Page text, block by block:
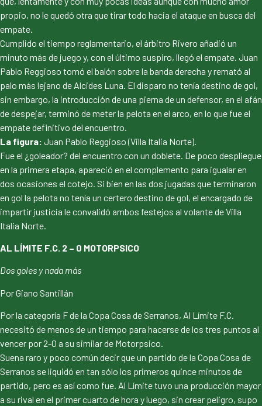
propio, no le quedó otra que tirar todo hacia el ataque en busca del
empate.
Cumplido el tiempo reglamentario, el árbitro Rivero añadió un
minuto más de juego y, con el último suspiro, llegó el empate. Juan
Pablo Reggioso tomó el balón sobre la banda derecha y remató al
palo más lejano de Alcides Luna. El disparo no tenía destino de gol,
sin embargo, la introducción de una pierna de un defensor, en el afán
de despejar, terminó de meter la pelota en el arco, en lo que fue el
empate definitivo del encuentro.
La figura: Juan Pablo Reggioso (Villa Italia Norte).
Fue el ¿goleador? del encuentro con un doblete. De poco despliegue
en la primera etapa, apareció en el complemento para igualar en
dos ocasiones el cotejo. Si bien en las dos jugadas que terminaron
en gol la pelota no tenía un certero destino de gol, el encargado de
impartir justicia le convalidó ambos festejos al volante de Villa
Italia Norte.
AL LÍMITE F.C. 2 – 0 MOTORPSICO
Dos goles y nada más
Por Giano Santillán
Por la categoría F de la Copa Cosa de Serranos, Al Límite F.C.
necesitó de menos de un tiempo para hacerse de los tres puntos al
vencer por 2-0 a su similar de Motorpsico.
Suena raro y poco común decir que un partido de la Copa Cosa de
Serranos se liquidó en tan sólo los primeros quince minutos de
partido, pero es así como fue. Al Límite tuvo una producción mayor
a su rival en el primer cuarto de hora y luego, sin crear peligro, supo